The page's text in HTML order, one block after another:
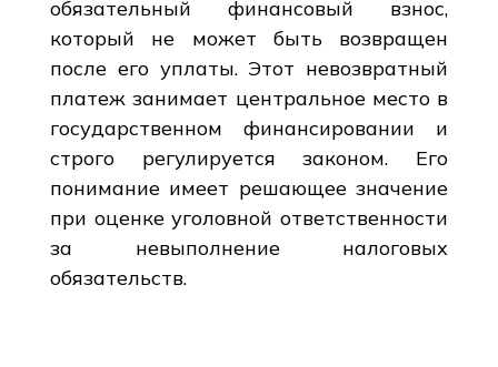
обязательный финансовый взнос,
который не может быть возвращен
после его уплаты. Этот невозвратный
платеж занимает центральное место в
государственном финансировании и
строго регулируется законом. Его
понимание имеет решающее значение
при оценке уголовной ответственности
за невыполнение налоговых
обязательств.